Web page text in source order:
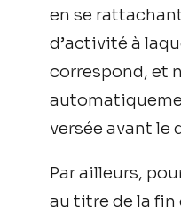
en se
d’activité à
correspond, et
versée avant le
Par ailleurs,
au titre de la fin